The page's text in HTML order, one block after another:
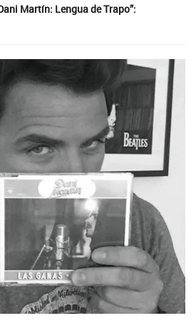
Martín: Lengua de Trapo”: